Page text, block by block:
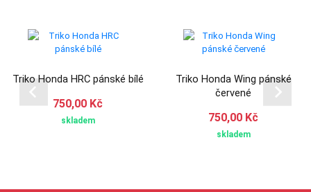
Triko Honda HRC pánské bílé
750,00 Kč
skladem
Triko Honda Wing pánské
červené
750,00 Kč
skladem